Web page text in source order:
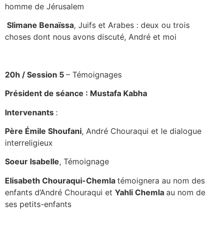
homme de Jérusalem
Slimane Benaïssa, Juifs et Arabes : deux ou trois
choses dont nous avons discuté, André et moi
20h / Session 5 – Témoignages
Président de séance : Mustafa Kabha
Intervenants :
Père Émile Shoufani, André Chouraqui et le dialogue
interreligieux
Soeur Isabelle, Témoignage
Elisabeth Chouraqui-Chemla témoignera au nom des
enfants d’André Chouraqui et Yahli Chemla au nom de
ses petits-enfants